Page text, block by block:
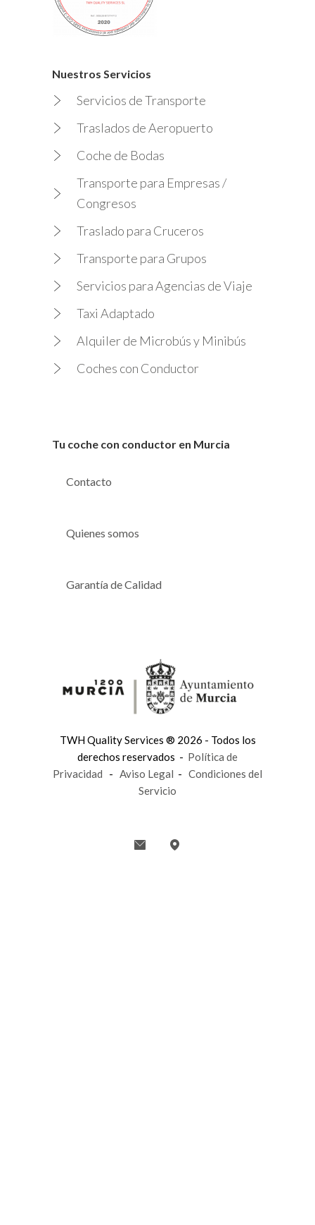
Nuestros Servicios
Servicios de Transporte
Traslados de Aeropuerto
Coche de Bodas
Transporte para Empresas /
Congresos
Traslado para Cruceros
Transporte para Grupos
Servicios para Agencias de Viaje
Taxi Adaptado
Alquiler de Microbús y Minibús
Coches con Conductor
Tu coche con conductor en Murcia
Contacto
Quienes somos
Garantía de Calidad
TWH Quality Services ® 2026 - Todos los
derechos reservados - Política de
Privacidad - Aviso Legal - Condiciones del
Servicio